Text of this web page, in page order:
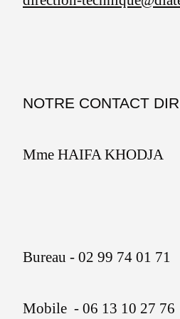
NOTRE CONTACT
Mme HAIFA KHODJA
Bureau - 02 99 74 01 71
Mobile - 06 13 10 27 76